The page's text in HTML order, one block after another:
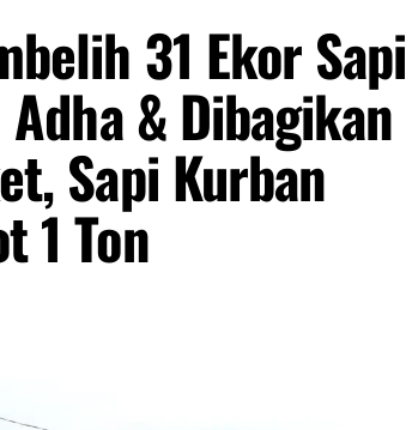
31 Ekor Sapi
& Dibagikan
Sapi Kurban
1 Ton